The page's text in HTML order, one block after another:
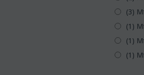
(3)
(1)
(1)
(1)